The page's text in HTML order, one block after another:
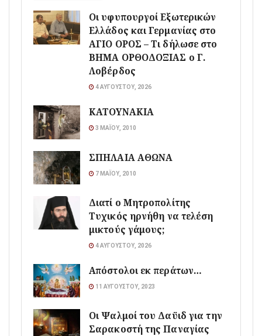
Οι υφυπουργοί Εξωτερικών
Ελλάδος και Γερμανίας στο
ΑΓΙΟ ΟΡΟΣ – Τι δήλωσε στο
ΒΗΜΑ ΟΡΘΟΔΟΞΙΑΣ ο Γ.
Λοβέρδος
4 ΑΥΓΟΎΣΤΟΥ, 2026
ΚΑΤΟΥΝΑΚΙΑ
3 ΜΑΪ́ΟΥ, 2010
ΣΠΗΛΑΙΑ ΑΘΩΝΑ
7 ΜΑΪ́ΟΥ, 2010
Διατί ο Μητροπολίτης
Τυχικός ηρνήθη να τελέση
μικτούς γάμους;
4 ΑΥΓΟΎΣΤΟΥ, 2026
Απόστολοι εκ περάτων…
11 ΑΥΓΟΎΣΤΟΥ, 2023
Οι Ψαλμοί του Δαϋιδ για την
Σαρακοστή της Παναγίας